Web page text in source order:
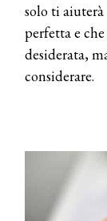
solo ti
perfetta e
desiderata,
considerare.